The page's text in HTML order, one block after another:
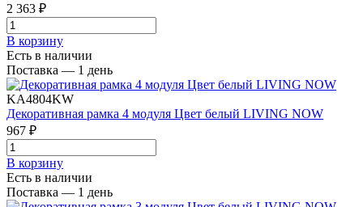
2 363 ₽
В корзинy
Есть в наличии
Поставка — 1 день
KA4804KW
Декоративная рамка 4 модуля Цвет белый LIVING NOW
967 ₽
В корзинy
Есть в наличии
Поставка — 1 день